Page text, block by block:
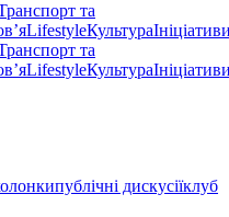
та
LifestyleКультура
та
LifestyleКультура
публічні дискусіїклуб